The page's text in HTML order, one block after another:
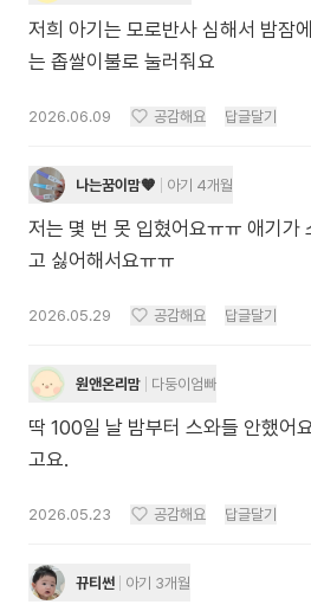
저희 아기는 모로반사 심해서 밤잠
는 좁쌀이불로 눌러줘요
2026.06.09 공감해요 답글달기
나는꿈이맘🧡 아기 4개월
저는 몇 번 못 입혔어요ㅠㅠ 애기가
고 싫어해서요ㅠㅠ
2026.05.29 공감해요 답글달기
원앤온리맘 다둥이엄빠
딱 100일 날 밤부터 스와들 안했어
고요.
2026.05.23 공감해요 답글달기
뀨티썬 아기 3개월